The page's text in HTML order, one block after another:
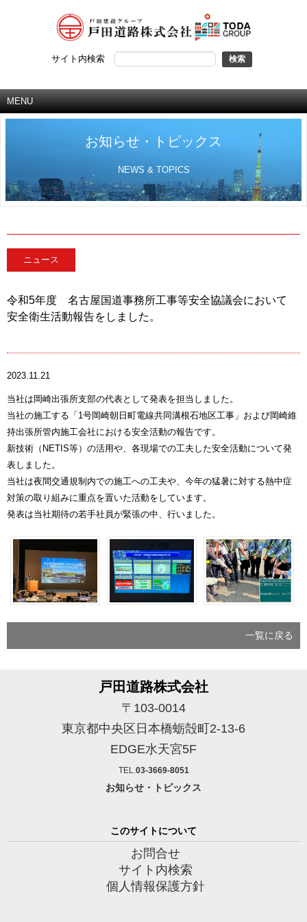
サイト内検索
MENU
お知らせ・トピックス
NEWS & TOPICS
ニュース
令和5年度 名古屋国道事務所工事等安全協議会において
安全衛生活動報告をしました。
2023.11.21
当社は岡崎出張所支部の代表として発表を担当しました。
当社の施工する「1号岡崎朝日町電線共同溝根石地区工事」および岡崎維
持出張所管内施工会社における安全活動の報告です。
新技術（NETIS等）の活用や、各現場での工夫した安全活動について発
表しました。
当社は夜間交通規制内での施工への工夫や、今年の猛暑に対する熱中症
対策の取り組みに重点を置いた活動をしています。
発表は当社期待の若手社員が緊張の中、行いました。
一覧に戻る
戸田道路株式会社
〒103-0014
東京都中央区日本橋蛎殻町2-13-6
EDGE水天宮5F
TEL.03-3669-8051
お知らせ・トピックス
このサイトについて
お問合せ
サイト内検索
個人情報保護方針